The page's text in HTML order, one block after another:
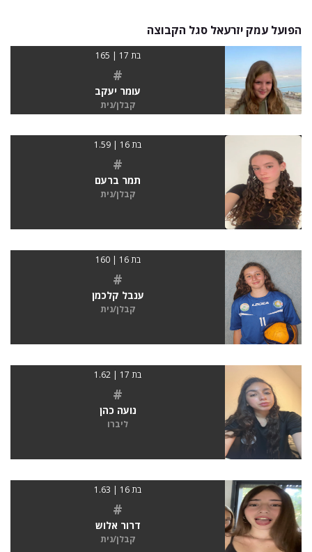
הפועל עמק יזרעאל סגל הקבוצה
בת 17 | 165
#
עומר יעקב
קבלן/נית
בת 16 | 1.59
#
תמר ברעם
קבלן/נית
בת 16 | 160
#
ענבל קלכמן
קבלן/נית
בת 17 | 1.62
#
נועה כהן
ליברו
בת 16 | 1.63
#
דרור אלוש
קבלן/נית